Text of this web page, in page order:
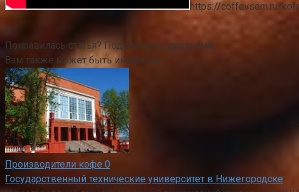
https://coffevsem.ru/
0
Понравилась статья? Поделиться с друзьями:
Вам также может быть интересно
Производители кофе 0
Государственный технические университет в Нижегородске